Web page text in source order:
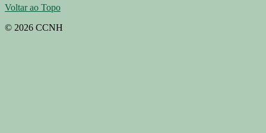
Voltar ao Topo
© 2026 CCNH